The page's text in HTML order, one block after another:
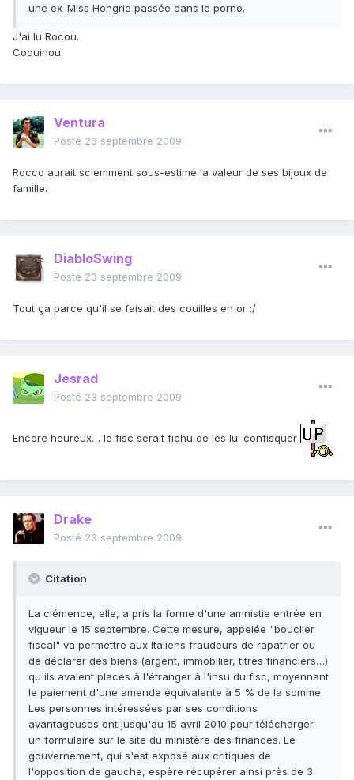
une ex-Miss Hongrie passée dans le porno.
J'ai lu Rocou.
Coquinou.
Ventura
Posté 23 septembre 2009
Rocco aurait sciemment sous-estimé la valeur de ses bijoux de
famille.
DiabloSwing
Posté 23 septembre 2009
Tout ça parce qu'il se faisait des couilles en or :/
Jesrad
Posté 23 septembre 2009
Encore heureux… le fisc serait fichu de les lui confisquer
Drake
Posté 23 septembre 2009
Citation
La clémence, elle, a pris la forme d'une amnistie entrée en
vigueur le 15 septembre. Cette mesure, appelée "bouclier
fiscal" va permettre aux Italiens fraudeurs de rapatrier ou
de déclarer des biens (argent, immobilier, titres financiers…)
qu'ils avaient placés à l'étranger à l'insu du fisc, moyennant
le paiement d'une amende équivalente à 5 % de la somme.
Les personnes intéressées par ses conditions
avantageuses ont jusqu'au 15 avril 2010 pour télécharger
un formulaire sur le site du ministère des finances. Le
gouvernement, qui s'est exposé aux critiques de
l'opposition de gauche, espère récupérer ainsi près de 3